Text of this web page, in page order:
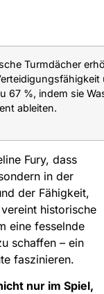
Turmdächer
67 %, indem sie
ableiten.
Fury, dass
in der
der Fähigkeit,
historische
eine fesselnde
schaffen – ein
faszinieren.
nur im Spiel,